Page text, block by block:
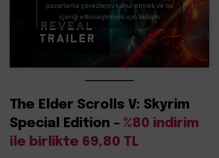
pazarlama çerezlerini kabul etmek ve bu
içeriği etkinleştirmek için tıklayın
The Elder Scrolls V: Skyrim
Special Edition – %80 indirim
ile birlikte 69,80 TL